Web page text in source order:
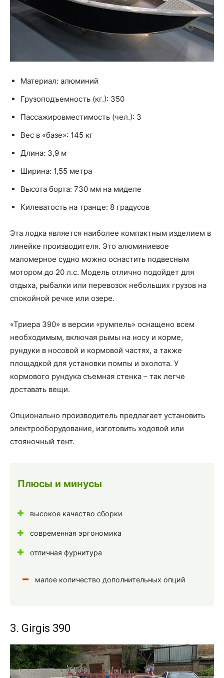
Материал: алюминий
Грузоподъемность (кг.): 350
Пассажировместимость (чел.): 3
Вес в «базе»: 145 кг
Длина: 3,9 м
Ширина: 1,55 метра
Высота борта: 730 мм на миделе
Килеватость на транце: 8 градусов
Эта лодка является наиболее компактным изделием в
линейке производителя. Это алюминиевое
маломерное судно можно оснастить подвесным
мотором до 20 л.с. Модель отлично подойдет для
отдыха, рыбалки или перевозок небольших грузов на
спокойной речке или озере.
«Триера 390» в версии «румпель» оснащено всем
необходимым, включая рымы на носу и корме,
рундуки в носовой и кормовой частях, а также
площадкой для установки помпы и эхолота. У
кормового рундука съемная стенка – так легче
доставать вещи.
Опционально производитель предлагает установить
электрооборудование, изготовить ходовой или
стояночный тент.
Плюсы и минусы
высокое качество сборки
современная эргономика
отличная фурнитура
малое количество дополнительных опций
3. Girgis 390